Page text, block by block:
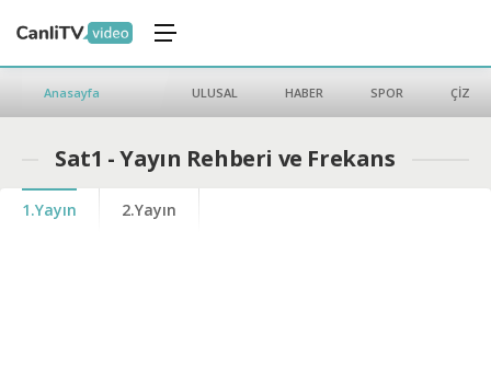
Anasayfa ULUSAL HABER SPOR ÇİZGİ
Sat1 - Yayın Rehberi ve Frekans
1.Yayın 2.Yayın